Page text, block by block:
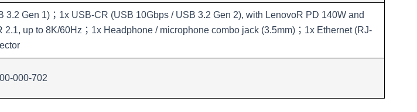
3.2 Gen 1)；1x USB-CR (USB 10Gbps / USB 3.2 Gen 2), with LenovoR PD 140W and
2.1, up to 8K/60Hz；1x Headphone / microphone combo jack (3.5mm)；1x Ethernet (RJ-
000-702